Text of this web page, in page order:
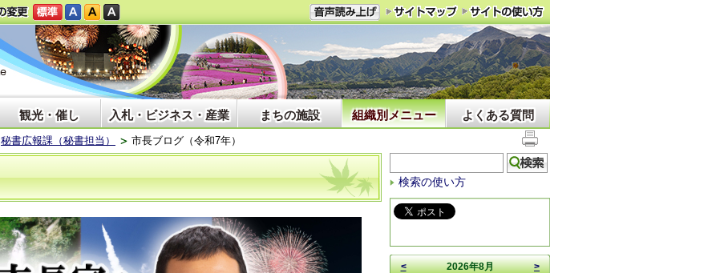
観光・催し 入札・ビジネス・産業 まちの施設 組織別メニュー よくある質問
秘書広報課（秘書担当） 市長ブログ（令和7年）
検索の使い方
< 2026年8月
>